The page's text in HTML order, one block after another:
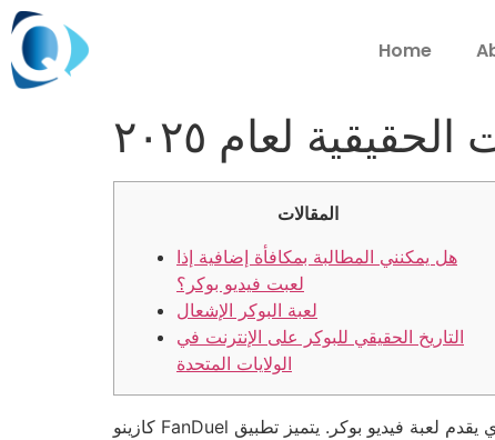
Home
لعام ٢٠٢٥
المقالات
هل يمكنني المطالبة بمكافأة إضافية إذا
لعبت فيديو بوكر؟
لعبة البوكر الإشعال
التاريخ الحقيقي للبوكر على الإنترنت في
الولايات المتحدة